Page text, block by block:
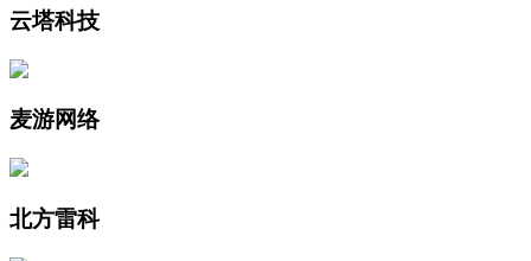
云塔科技
麦游网络
北方雷科